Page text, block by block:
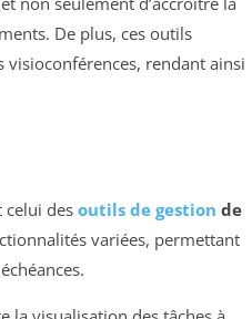
De plus, ces outils
rendant ainsi
celui des outils de gestion de
variées, permettant